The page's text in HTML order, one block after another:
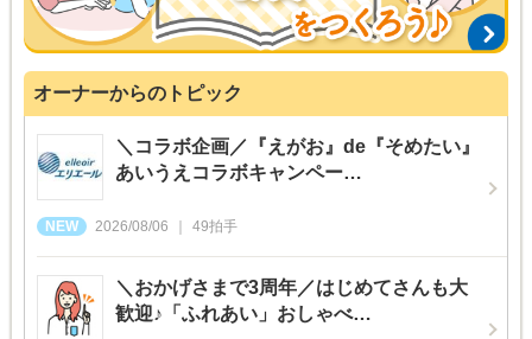
オーナーからのトピック
＼コラボ企画／『えがお』de『そめたい』
あいうえコラボキャンペー…
2026/08/06 49拍手
＼おかげさまで3周年／はじめてさんも大
歓迎♪「ふれあい」おしゃべ…